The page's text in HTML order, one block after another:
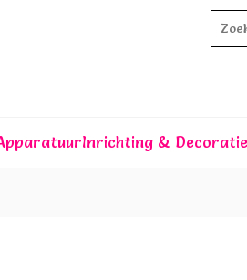
Zoeken
Inrichting & Decoratie